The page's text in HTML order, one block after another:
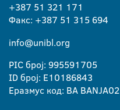
+387 51 321 171
Факс: +387 51 315 694
info@unibl.org
PIC број: 995591705
ID број: E10186843
Еразмус код: BA BANJA02